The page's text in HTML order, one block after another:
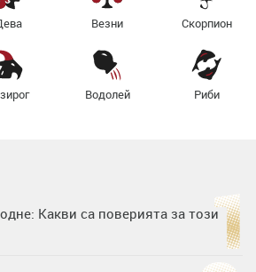
Везни Скорпион
Водолей Риби
Какви са поверията за този